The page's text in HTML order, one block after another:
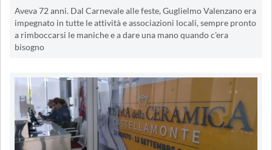
Aveva 72 anni. Dal Carnevale alle feste, Guglielmo Valenzano era
impegnato in tutte le attività e associazioni locali, sempre pronto
a rimboccarsi le maniche e a dare una mano quando c'era
bisogno